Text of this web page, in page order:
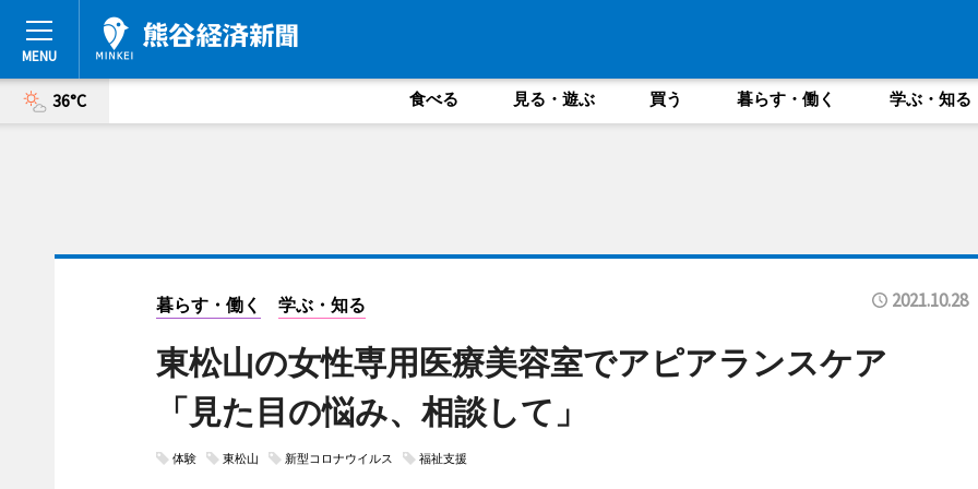
36°C 食べる 見る・遊ぶ 買う 暮らす・働く 学ぶ・知る
暮らす・働く 学ぶ・知る 2021.10.28
東松山の女性専用医療美容室でアピアランスケア
「見た目の悩み、相談して」
体験 東松山 新型コロナウイルス 福祉支援